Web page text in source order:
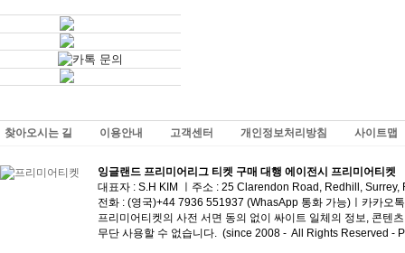
찾아오시는 길 이용안내 고객센터 개인정보처리방침 사이트맵
잉글랜드 프리미어리그 티켓 구매 대행 에이전시 프리미어티켓
대표자 : S.H KIM ㅣ주소 : 25 Clarendon Road, Redhill, Surrey,
전화 : (영국)+44 7936 551937 (WhasApp 통화 가능)
카카오
프리미어티켓의 사전 서면 동의 없이 싸이트 일체의 정보, 콘텐
무단 사용할 수 없습니다. (since 2008 - All Rights Reserved -